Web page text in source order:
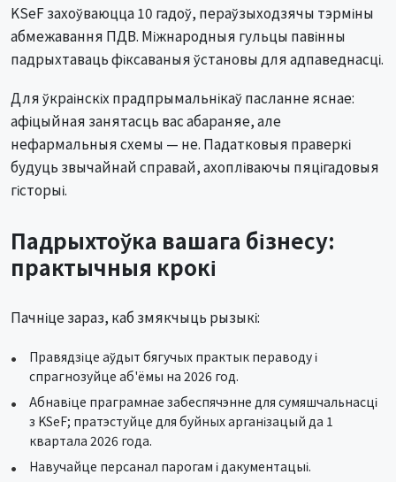
KSeF захоўваюцца 10 гадоў, пераўзыходзячы тэрміны
абмежавання ПДВ. Міжнародныя гульцы павінны
падрыхтаваць фіксаваныя ўстановы для адпаведнасці.
Для ўкраінскіх прадпрымальнікаў пасланне яснае:
афіцыйная занятасць вас абараняе, але
нефармальныя схемы — не. Падатковыя праверкі
будуць звычайнай справай, ахопліваючы пяцігадовыя
гісторыі.
Падрыхтоўка вашага бізнесу:
практычныя крокі
Пачніце зараз, каб змякчыць рызыкі:
Правядзіце аўдыт бягучых практык пераводу і
спрагнозуйце аб'ёмы на 2026 год.
Абнавіце праграмнае забеспячэнне для сумяшчальнасці
з KSeF; пратэстуйце для буйных арганізацый да 1
квартала 2026 года.
Навучайце персанал парогам і дакументацыі.